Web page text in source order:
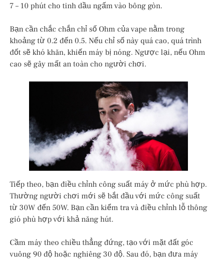
7 – 10 phút cho tinh dầu ngấm vào bông gòn.
Bạn cần chắc chắn chỉ số Ohm của vape nằm trong
khoảng từ 0.2 đến 0.5. Nếu chỉ số này quá cao, quá trình
đốt sẽ khó khăn, khiến máy bị nóng. Ngược lại, nếu Ohm
cao sẽ gây mất an toàn cho người chơi.
Tiếp theo, bạn điều chỉnh công suất máy ở mức phù hợp.
Thường người chơi mới sẽ bắt đầu với mức công suất
từ 30W đến 50W. Bạn cần kiểm tra và điều chỉnh lỗ thông
gió phù hợp với khả năng hút.
Cầm máy theo chiều thẳng đứng, tạo với mặt đất góc
vuông 90 độ hoặc nghiêng 30 độ. Sau đó, bạn đưa máy